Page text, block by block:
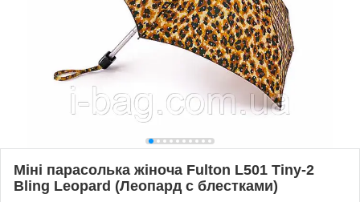
Міні парасолька жіноча Fulton L501 Tiny-2
Bling Leopard (Леопард с блестками)